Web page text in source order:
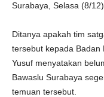
Surabaya, Selasa (8/12).
Ditanya apakah tim
tersebut kepada Badan
Yusuf menyatakan
Bawaslu Surabaya
temuan tersebut.